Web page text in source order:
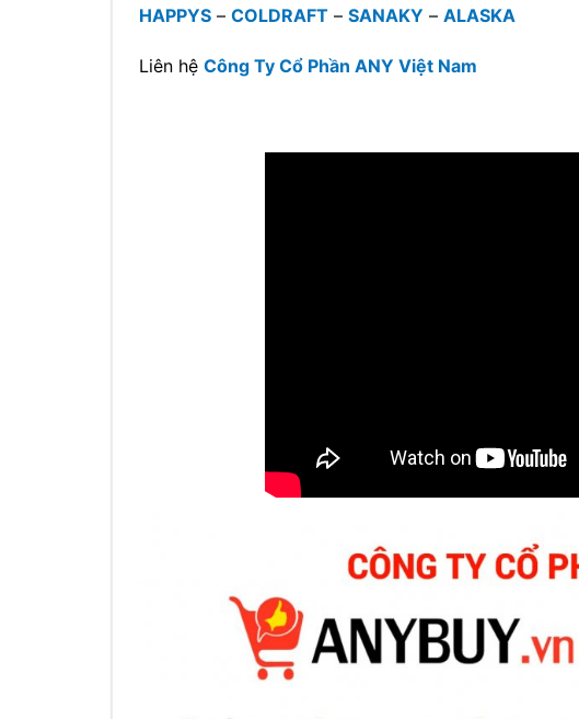
HAPPYS – COLDRAFT – SANAKY – ALASKA
Liên hệ Công Ty Cổ Phần ANY Việt Nam